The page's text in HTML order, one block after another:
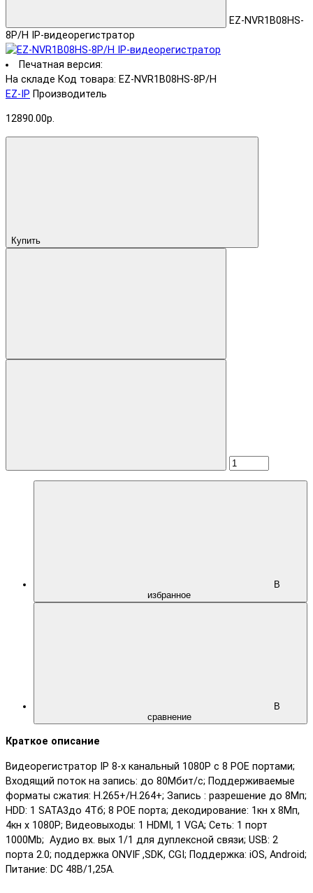
EZ-NVR1B08HS-
8P/H IP-видеорегистратор
Печатная версия:
На складе Код товара: EZ-NVR1B08HS-8P/H
EZ-IP Производитель
12890.00р.
Купить
В
избранное
В
сравнение
Краткое описание
Видеорегистратор IP 8-х канальный 1080Р с 8 POE портами;
Входящий поток на запись: до 80Мбит/с; Поддерживаемые
форматы сжатия: H.265+/H.264+; Запись : разрешение до 8Мп;
HDD: 1 SATA3до 4Тб; 8 POE порта; декодирование: 1кн х 8Мп,
4кн х 1080Р; Видеовыходы: 1 HDMI, 1 VGA; Сеть: 1 порт
1000Mb; Аудио вх. вых 1/1 для дуплексной связи; USB: 2
порта 2.0; поддержка ONVIF ,SDK, CGI; Поддержка: iOS, Android;
Питание: DC 48В/1,25А.